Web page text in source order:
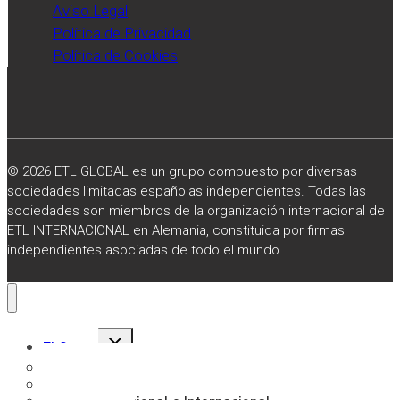
Aviso Legal
Política de Privacidad
Política de Cookies
© 2026 ETL GLOBAL es un grupo compuesto por diversas
sociedades limitadas españolas independientes. Todas las
sociedades son miembros de la organización internacional de
ETL INTERNACIONAL en Alemania, constituida por firmas
independientes asociadas de todo el mundo.
El Grupo
Alternar